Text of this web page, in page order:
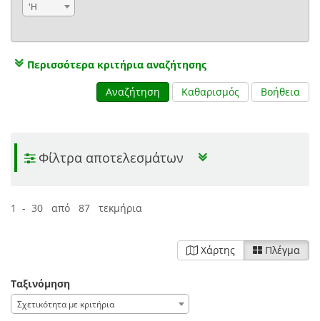
'Η
Περισσότερα κριτήρια αναζήτησης
Αναζήτηση
Καθαρισμός Βοήθεια
Φίλτρα αποτελεσμάτων
1 - 30 από 87 τεκμήρια
Χάρτης Πλέγμα
Ταξινόμηση
Σχετικότητα με κριτήρια